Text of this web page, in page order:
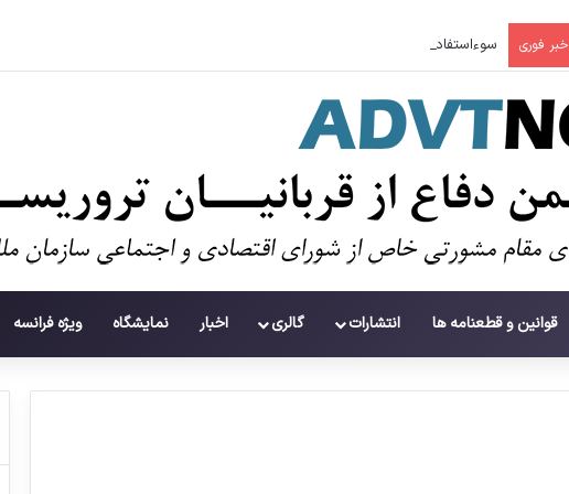
خبر فوری سوءاستفاده تروریست‌ها از زنان به عنوان سلاح
قوانین و قطعنامه ها انتشارات گالری اخبار نمایشگاه ویژه فرانسه